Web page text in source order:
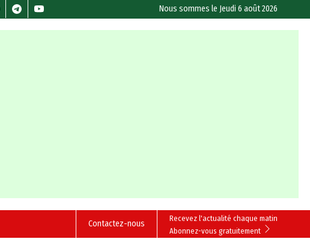
Nous sommes le Jeudi 6 août 2026
Recevez l'actualité chaque matin
Abonnez-vous gratuitement
Contactez-nous